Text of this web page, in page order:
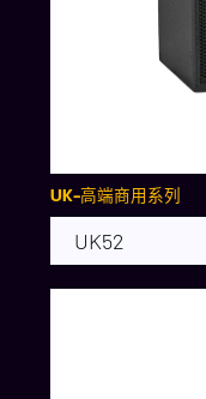
UK-高端商用系列
UK52